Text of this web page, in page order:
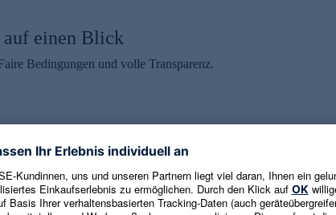
einen Blick
Bedingungen und volle Transparenz.
erhalten
und aktuelle Trends,
Als Dankeschön
E-Mail-Adresse eingeben